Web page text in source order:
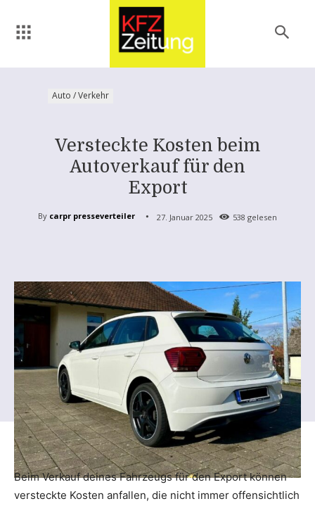
Auto / Verkehr
Versteckte Kosten beim
Autoverkauf für den
Export
By carpr presseverteiler 27. Januar 2025 538 gelesen
Beim Verkauf deines Fahrzeugs für den Export können
versteckte Kosten anfallen, die nicht immer offensichtlich